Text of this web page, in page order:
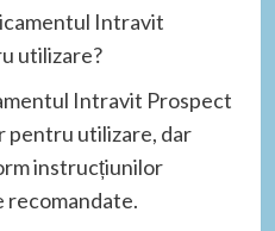
Intravit
utilizare?
Intravit Prospect
pentru utilizare, dar
instrucțiunilor
recomandate.